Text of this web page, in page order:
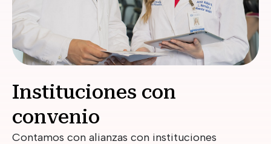
Instituciones con
convenio
Contamos con alianzas con instituciones